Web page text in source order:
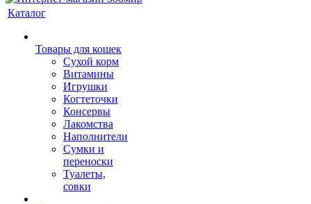
Каталог
Товары для кошек
Cухой корм
Витамины
Игрушки
Когтеточки
Консервы
Лакомства
Наполнители
Сумки и
переноски
Туалеты,
совки